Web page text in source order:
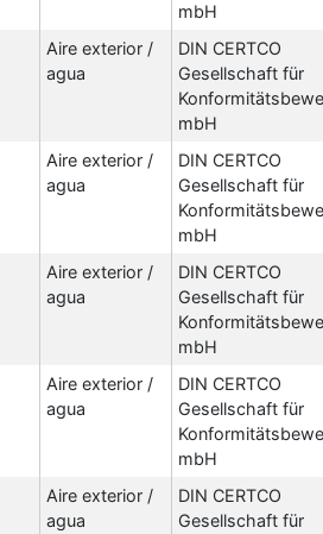
mbH
Aire exterior /
agua
DIN CERTCO
Gesellschaft für
mbH
Aire exterior /
agua
DIN CERTCO
Gesellschaft für
mbH
Aire exterior /
agua
DIN CERTCO
Gesellschaft für
mbH
Aire exterior /
agua
DIN CERTCO
Gesellschaft für
mbH
Aire exterior /
agua
DIN CERTCO
Gesellschaft für